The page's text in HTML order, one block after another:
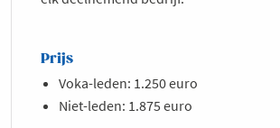
Prijs
Voka-leden: 1.250 euro
Niet-leden: 1.875 euro